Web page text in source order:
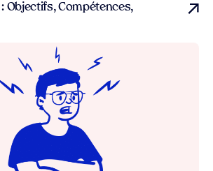
Objectifs, Compétences,